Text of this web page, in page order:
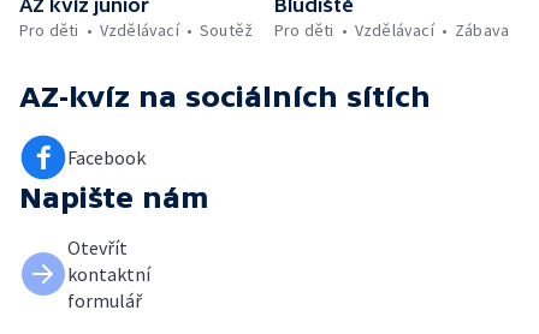
Pro děti
Vzdělávací Soutěž
Pro děti
Vzdělávací Zábava
AZ-kvíz na sociálních sítích
Facebook
Napište nám
Otevřít
kontaktní
formulář